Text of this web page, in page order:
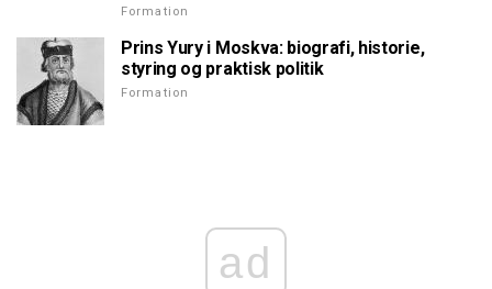
Formation
Prins Yury i Moskva: biografi, historie,
styring og praktisk politik
Formation
ad